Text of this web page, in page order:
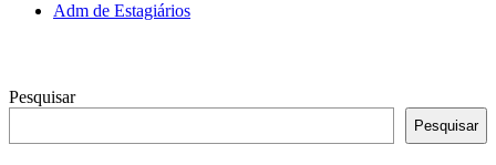
Adm de Estagiários
Pesquisar
Pesquisar